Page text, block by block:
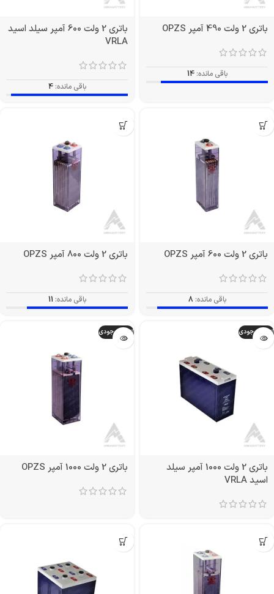
باتری 2 ولت 490 آمپر OPZS
باقی مانده: 14
باتری 2 ولت 600 آمپر سیلد اسید
VRLA
باقی مانده: 4
باتری 2 ولت 600 آمپر OPZS
باقی مانده: 8
باتری 2 ولت 800 آمپر OPZS
باقی مانده: 11
اتمام موجودی
باتری 2 ولت 1000 آمپر سیلد
اسید VRLA
اتمام موجودی
باتری 2 ولت 1000 آمپر OPZS